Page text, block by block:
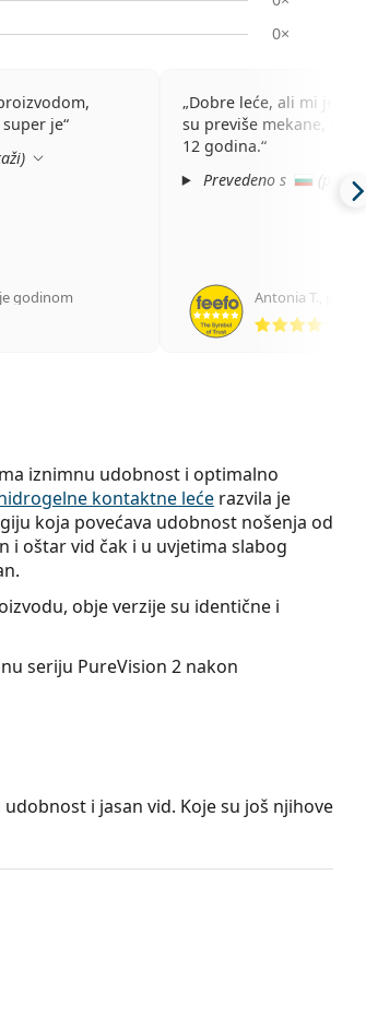
0×
je
)
godinom
ocjena 5 od 5
Dobre leće, ali mi je
su previše mekane, a
12 godina.
Prevedeno s
(
Antonia T.
iznimnu udobnost i optimalno
kontaktne lećerazvila je
koja povećava udobnost nošenja od
i oštar vid čak i u uvjetima slabog
obje verzije su identične i
seriju PureVision 2 nakon
i jasan vid. Koje su još njihove
i održava leće hidratiziranima